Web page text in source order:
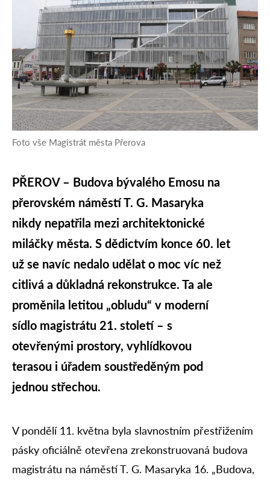
Foto vše Magistrát města Přerova
PŘEROV – Budova bývalého Emosu na
přerovském náměstí T. G. Masaryka
nikdy nepatřila mezi architektonické
miláčky města. S dědictvím konce 60. let
už se navíc nedalo udělat o moc víc než
citlivá a důkladná rekonstrukce. Ta ale
proměnila letitou „obludu“ v moderní
sídlo magistrátu 21. století – s
otevřenými prostory, vyhlídkovou
terasou i úřadem soustředěným pod
jednou střechou.
V pondělí 11. května byla slavnostním přestřižením
pásky oficiálně otevřena zrekonstruovaná budova
magistrátu na náměstí T. G. Masaryka 16. „Budova,